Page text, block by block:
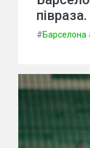
півраза.
#Барселона